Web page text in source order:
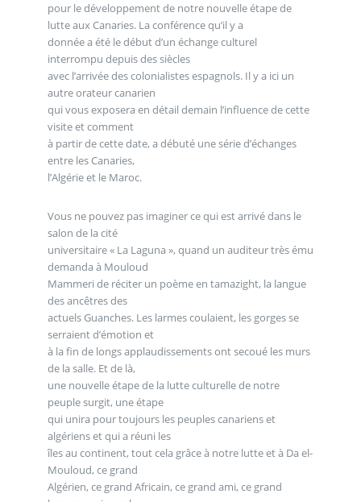
pour le développement de notre nouvelle étape de
lutte aux Canaries. La conférence qu’il y a
donnée a été le début d’un échange culturel
interrompu depuis des siècles
avec l’arrivée des colonialistes espagnols. Il y a ici un
autre orateur canarien
qui vous exposera en détail demain l’influence de cette
visite et comment
à partir de cette date, a débuté une série d’échanges
entre les Canaries,
l’Algérie et le Maroc.
Vous ne pouvez pas imaginer ce qui est arrivé dans le
salon de la cité
universitaire « La Laguna », quand un auditeur très ému
demanda à Mouloud
Mammeri de réciter un poème en tamazight, la langue
des ancêtres des
actuels Guanches. Les larmes coulaient, les gorges se
serraient d’émotion et
à la fin de longs applaudissements ont secoué les murs
de la salle. Et de là,
une nouvelle étape de la lutte culturelle de notre
peuple surgit, une étape
qui unira pour toujours les peuples canariens et
algériens et qui a réuni les
îles au continent, tout cela grâce à notre lutte et à Da el-
Mouloud, ce grand
Algérien, ce grand Africain, ce grand ami, ce grand